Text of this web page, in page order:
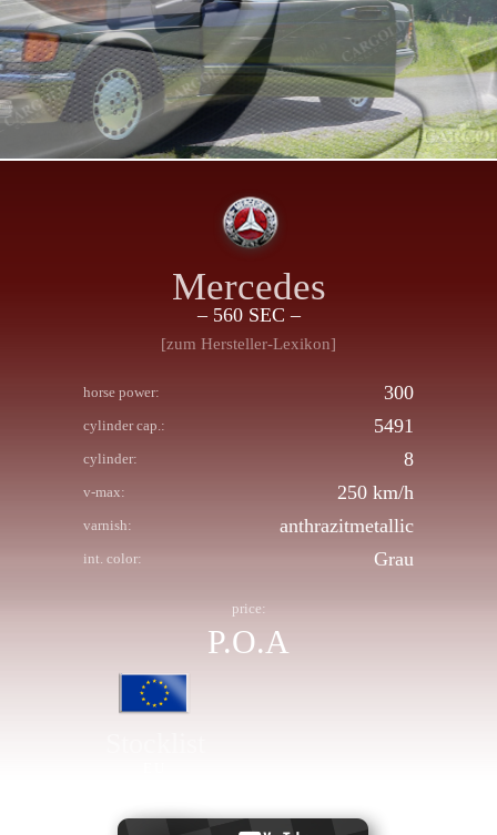
Mercedes
– 560 SEC –
[zum Hersteller-Lexikon]
horse power: 300
cylinder cap.: 5491
cylinder: 8
v-max: 250 km/h
varnish: anthrazitmetallic
int. color: Grau
price:
P.O.A